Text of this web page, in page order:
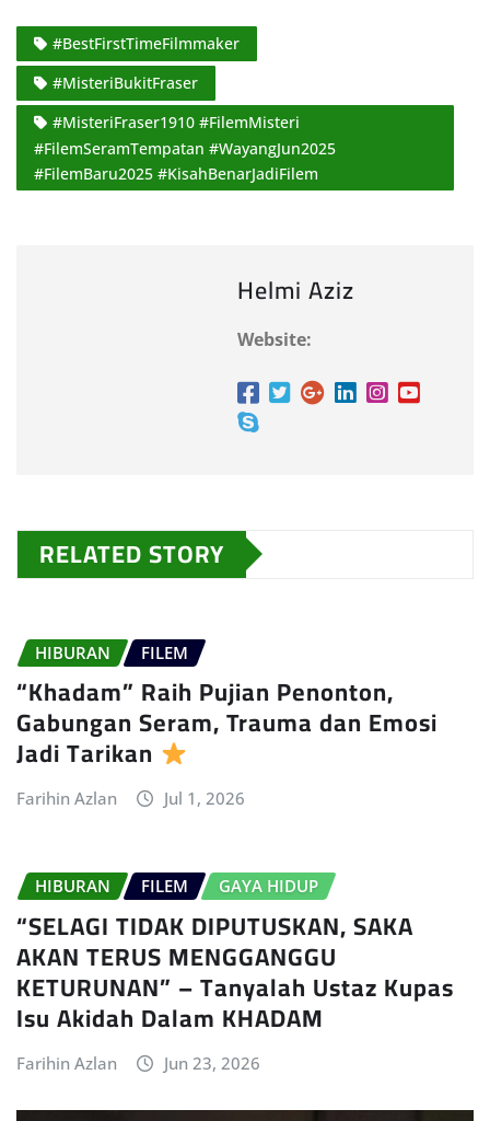
#BestFirstTimeFilmmaker
#MisteriBukitFraser
#MisteriFraser1910 #FilemMisteri
#FilemSeramTempatan #WayangJun2025
#FilemBaru2025 #KisahBenarJadiFilem
Helmi Aziz
Website:
RELATED STORY
HIBURAN FILEM
“Khadam” Raih Pujian Penonton,
Gabungan Seram, Trauma dan Emosi
Jadi Tarikan
Farihin Azlan Jul 1, 2026
HIBURAN FILEM GAYA HIDUP
“SELAGI TIDAK DIPUTUSKAN, SAKA
AKAN TERUS MENGGANGGU
KETURUNAN” – Tanyalah Ustaz Kupas
Isu Akidah Dalam KHADAM
Farihin Azlan Jun 23, 2026